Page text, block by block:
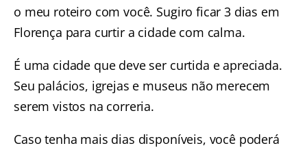
o meu roteiro com você. Sugiro ficar 3 dias em
Florença para curtir a cidade com calma.
É uma cidade que deve ser curtida e apreciada.
Seu palácios, igrejas e museus não merecem
serem vistos na correria.
Caso tenha mais dias disponíveis, você poderá